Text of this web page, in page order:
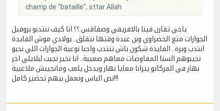
champ de "bataille", sttar Allah
ياخي تقارن فينا بالافريقي وصفاقس.؟؟ انا كيف ننتدبو بروفيل
الجوارات متع الخضراوي وبن عبدة وقتها نتقلق.. يولادي موش الفايدة
انتدب وبرة.. الفايدة شكون باش تنتدب واحنا نوعية الجوارات اللي نحبو
نجيبوهم السنا المفاوضات معاهم صعيبة.. انا نخير نجيب لبلايلي اخر
نهار في المركاتو يترانا معايا نهار ويدخل يلعب ومانجيبش ملاعبية
نص الباس ونعمل بيهم تحضير كامل!!!